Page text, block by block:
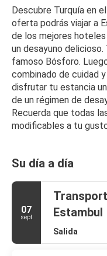
Descubre Turquía en
oferta podrás viajar a
de los mejores
un desayuno delicioso.
famoso Bósforo.
combinado de cuidad
disfrutar tu estancia
de un régimen de
Recuerda que todas
modificables a tu
Su día a día
07
sept
Estambul
Salida